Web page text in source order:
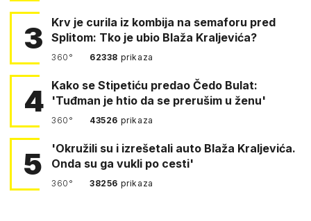
3
Krv je curila iz kombija na semaforu pred
Splitom: Tko je ubio Blaža Kraljevića?
360° 62338 prikaza
4 Kako se Stipetiću predao Čedo Bulat:
'Tuđman je htio da se prerušim u ženu'
360° 43526 prikaza
5
'Okružili su i izrešetali auto Blaža Kraljevića.
Onda su ga vukli po cesti'
360° 38256 prikaza